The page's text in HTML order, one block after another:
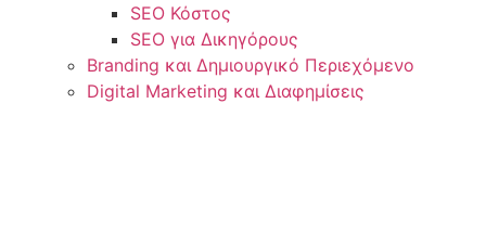
SEO Κόστος
SEO για Δικηγόρους
Branding και Δημιουργικό Περιεχόμενο
Digital Marketing και Διαφημίσεις